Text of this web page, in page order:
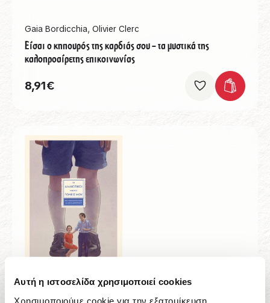
Αυτή η ιστοσελίδα χρησιμοποιεί cookies
Χρησιμοποιούμε cookie για την εξατομίκευση
Gaia Bordicchia, Olivier Clerc
Είσαι ο κηπουρός της καρδιάς σου – τα μυστικά της
καλοπροαίρετης επικοινωνίας
8,91€